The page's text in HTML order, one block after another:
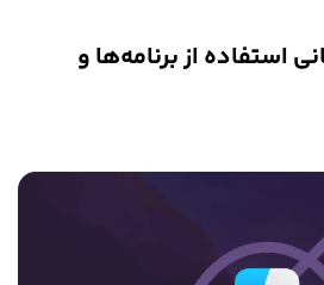
استفاده از برنامه‌ها و